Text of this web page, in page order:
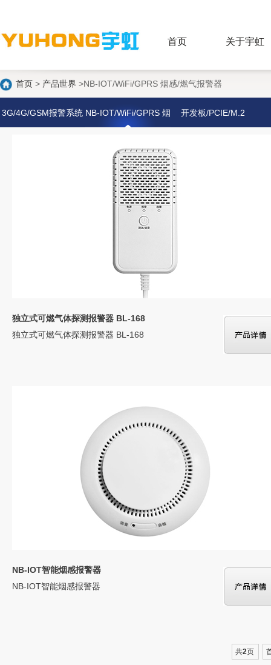
首页 关于宇虹
首页 > 产品世界 >NB-IOT/WiFi/GPRS 烟感/燃气报警器
3G/4G/GSM报警系统 NB-IOT/WiFi/GPRS 烟 开发板/PCIE/M.2
报警主机
独立式可燃气体探测报警器 BL-168
独立式可燃气体探测报警器 BL-168
NB-IOT智能烟感报警器
NB-IOT智能烟感报警器
共2页